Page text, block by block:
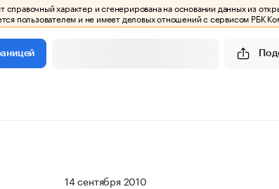
характер и сгенерирована на основании данных из
пользователем и не имеет деловых отношений с сервисом РБК
14 сентября 2010